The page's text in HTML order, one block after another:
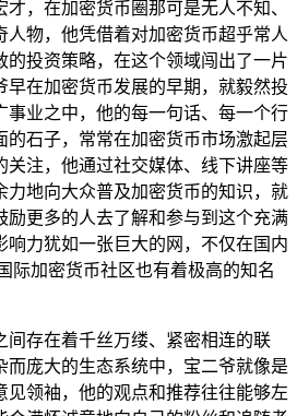
，在加密货币圈那可是无人不知、
人物，他凭借着对加密货币超乎常人
的投资策略，在这个领域闯出了一片
早在加密货币发展的早期，就毅然投
事业之中，他的每一句话、每一个行
的石子，常常在加密货币市场激起层
关注，他通过社交媒体、线下讲座等
力地向大众普及加密货币的知识，就
励更多的人去了解和参与到这个充满
响力犹如一张巨大的网，不仅在国内
际加密货币社区也有着极高的知名
间存在着千丝万缕、紧密相连的联
而庞大的生态系统中，宝二爷就像是
见领袖，他的观点和推荐往往能够左